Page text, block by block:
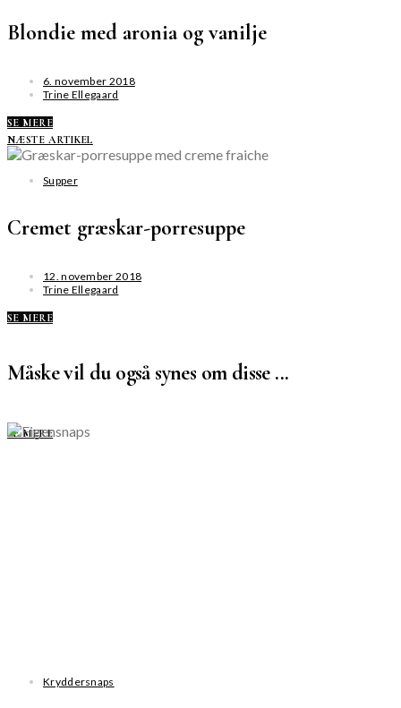
Blondie med aronia og vanilje
6. november 2018
Trine Ellegaard
SE MERE
NÆSTE ARTIKEL
Supper
Cremet græskar-porresuppe
12. november 2018
Trine Ellegaard
SE MERE
Måske vil du også synes om disse ...
SE MERE
Kryddersnaps